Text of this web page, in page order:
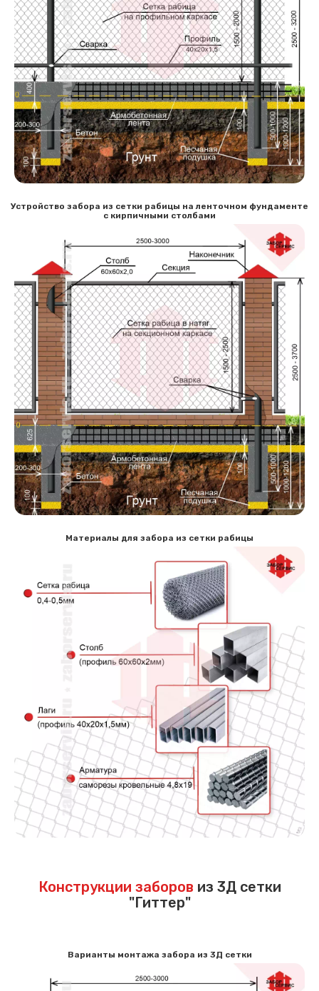
Устройство забора из сетки рабицы на ленточном фундаменте
с кирпичными столбами
Материалы для забора из сетки рабицы
Конструкции заборов из 3Д сетки
"Гиттер"
Варианты монтажа забора из 3Д сетки
Сообщение успешно
отправлено
Спасибо за обращение, наш специалист свяжется с
Вами.